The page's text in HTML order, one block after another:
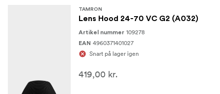
TAMRON
Lens Hood 24-70 VC G2 (A032)
Artikel nummer 109278
EAN 4960371401027
Snart på lager igen
419,00 kr.